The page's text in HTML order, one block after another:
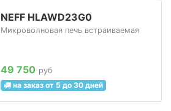
NEFF HLAWD23G0
Микроволновая печь встраиваемая
49 750 руб
на заказ от 5 до 30 дней